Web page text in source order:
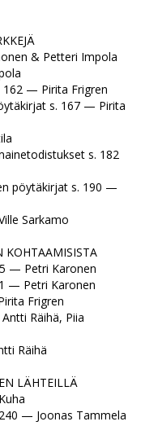
& Petteri Impola
162 — Pirita Frigren
s. 167 — Pirita
s. 182
pöytäkirjat s. 190 —
Sarkamo
KOHTAAMISISTA
— Petri Karonen
— Petri Karonen
Frigren
Räihä, Piia
Räihä
LÄHTEILLÄ
— Joonas Tammela